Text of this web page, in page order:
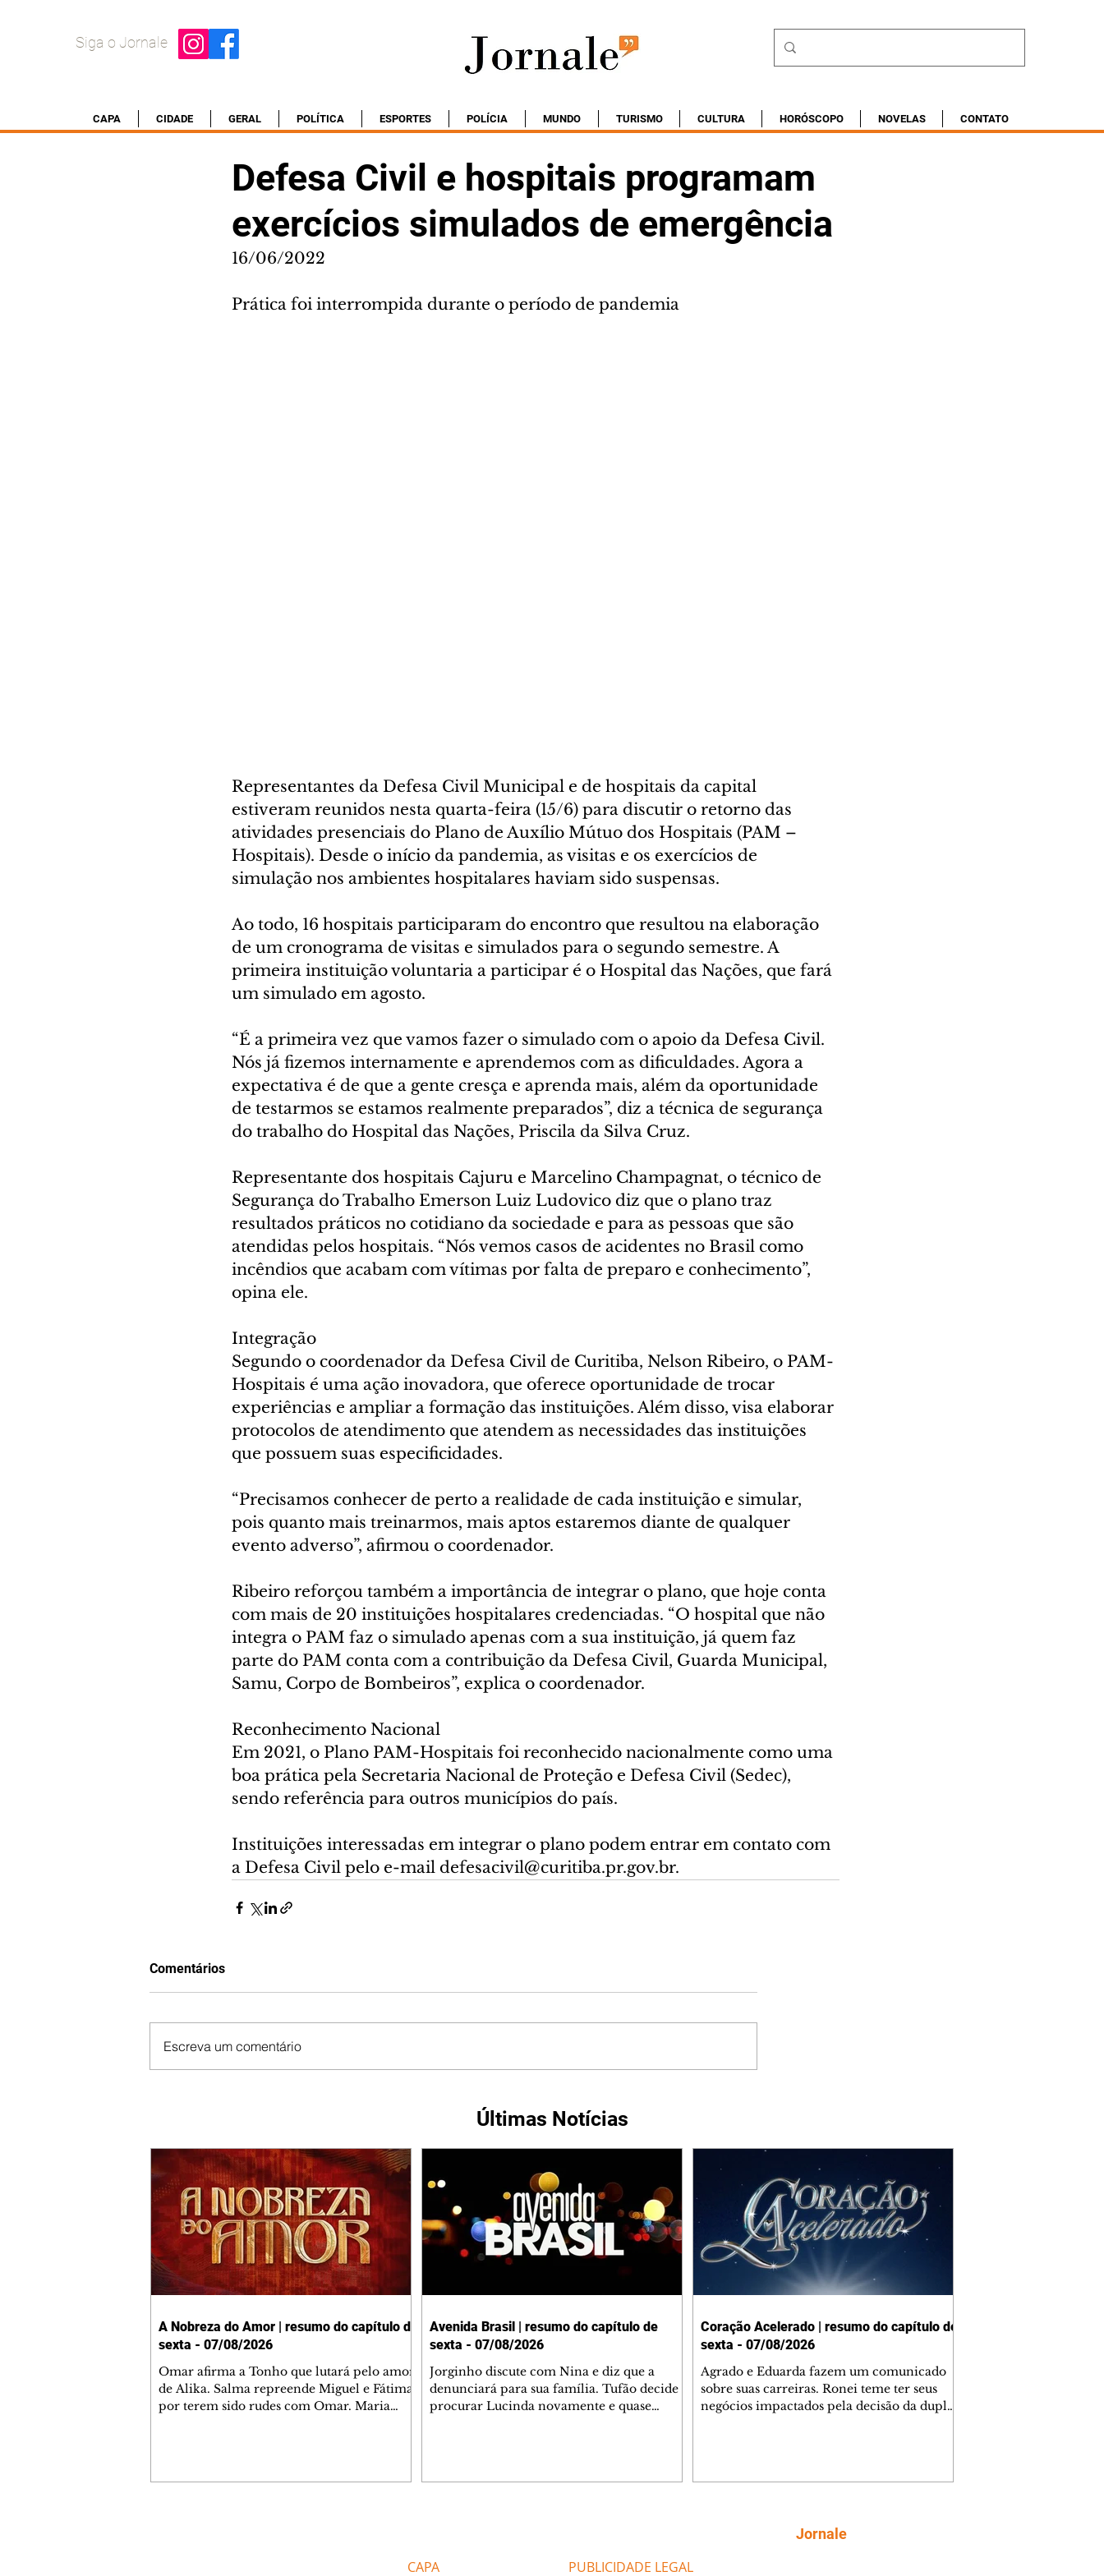
Siga o Jornale
CAPA CIDADE GERAL POLÍTICA ESPORTES POLÍCIA MUNDO TURISMO CULTURA HORÓSCOPO NOVELAS CONTATO
Defesa Civil e hospitais programam
exercícios simulados de emergência
16/06/2022
Prática foi interrompida durante o período de pandemia
Representantes da Defesa Civil Municipal e de hospitais da capital
estiveram reunidos nesta quarta-feira (15/6) para discutir o retorno das
atividades presenciais do Plano de Auxílio Mútuo dos Hospitais (PAM –
Hospitais). Desde o início da pandemia, as visitas e os exercícios de
simulação nos ambientes hospitalares haviam sido suspensas.
Ao todo, 16 hospitais participaram do encontro que resultou na elaboração
de um cronograma de visitas e simulados para o segundo semestre. A
primeira instituição voluntaria a participar é o Hospital das Nações, que fará
um simulado em agosto.
“É a primeira vez que vamos fazer o simulado com o apoio da Defesa Civil.
Nós já fizemos internamente e aprendemos com as dificuldades. Agora a
expectativa é de que a gente cresça e aprenda mais, além da oportunidade
de testarmos se estamos realmente preparados”, diz a técnica de segurança
do trabalho do Hospital das Nações, Priscila da Silva Cruz.
Representante dos hospitais Cajuru e Marcelino Champagnat, o técnico de
Segurança do Trabalho Emerson Luiz Ludovico diz que o plano traz
resultados práticos no cotidiano da sociedade e para as pessoas que são
atendidas pelos hospitais. “Nós vemos casos de acidentes no Brasil como
incêndios que acabam com vítimas por falta de preparo e conhecimento”,
opina ele.
Integração
Segundo o coordenador da Defesa Civil de Curitiba, Nelson Ribeiro, o PAM-
Hospitais é uma ação inovadora, que oferece oportunidade de trocar
experiências e ampliar a formação das instituições. Além disso, visa elaborar
protocolos de atendimento que atendem as necessidades das instituições
que possuem suas especificidades.
“Precisamos conhecer de perto a realidade de cada instituição e simular,
pois quanto mais treinarmos, mais aptos estaremos diante de qualquer
evento adverso”, afirmou o coordenador.
Ribeiro reforçou também a importância de integrar o plano, que hoje conta
com mais de 20 instituições hospitalares credenciadas. “O hospital que não
integra o PAM faz o simulado apenas com a sua instituição, já quem faz
parte do PAM conta com a contribuição da Defesa Civil, Guarda Municipal,
Samu, Corpo de Bombeiros”, explica o coordenador.
Reconhecimento Nacional
Em 2021, o Plano PAM-Hospitais foi reconhecido nacionalmente como uma
boa prática pela Secretaria Nacional de Proteção e Defesa Civil (Sedec),
sendo referência para outros municípios do país.
Instituições interessadas em integrar o plano podem entrar em contato com
a Defesa Civil pelo e-mail defesacivil@curitiba.pr.gov.br.
Comentários
Escreva um comentário
Últimas Notícias
A Nobreza do Amor | resumo do capítulo de
sexta - 07/08/2026
Omar afirma a Tonho que lutará pelo amor
de Alika. Salma repreende Miguel e Fátima
por terem sido rudes com Omar. Maria
Avenida Brasil | resumo do capítulo de
sexta - 07/08/2026
Jorginho discute com Nina e diz que a
denunciará para sua família. Tufão decide
procurar Lucinda novamente e quase
Max estavam envolvidos na tentativa de
Coração Acelerado | resumo do capítulo de
sexta - 07/08/2026
Agrado e Eduarda fazem um comunicado
sobre suas carreiras. Ronei teme ter seus
negócios impactados pela decisão da dupla.
que se mudará de país, e Eduarda se
preocupa com Sol. Palhares desconfia de
CAPA PUBLICIDADE LEGAL
Jornale